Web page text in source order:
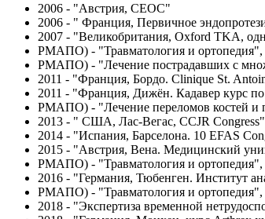
2006 - "Австрия, CEOC"
2006 - " Франция, Первичное
2007 - "Великобритания, Oxford TKA,
РМАПО) - "Травматология и ортопедия",
РМАПО) - "Лечение пострадавших с
2011 - "Франция, Бордо. Clinique St.
2011 - "Франция, Дижён. Кадавер курс
РМАПО) - "Лечение переломов костей и
2013 - " США, Лас-Вегас, CCJR Congress"
2014 - "Испания, Барселона. 10 EFAS
2015 - "Австрия, Вена. Медицинский
РМАПО) - "Травматология и ортопедия",
2016 - "Германия, Тюбенген. Институт
РМАПО) - "Травматология и ортопедия",
2018 - "Экспертиза временной